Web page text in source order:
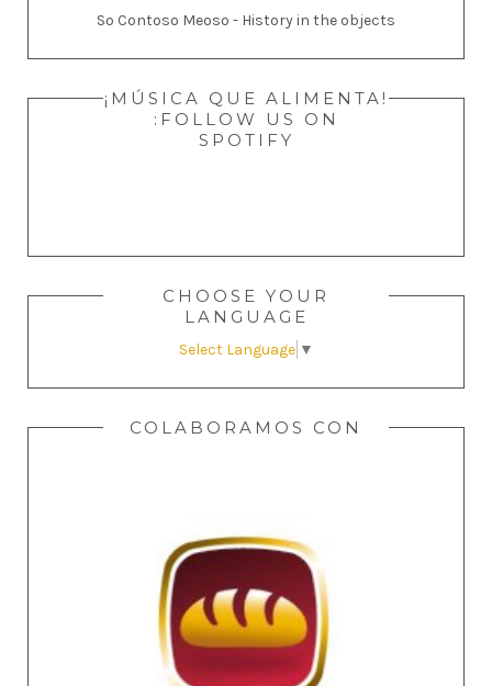
So Contoso Meoso - History in the objects
¡MÚSICA QUE ALIMENTA!
:FOLLOW US ON
SPOTIFY
CHOOSE YOUR
LANGUAGE
Select Language ▼
COLABORAMOS CON